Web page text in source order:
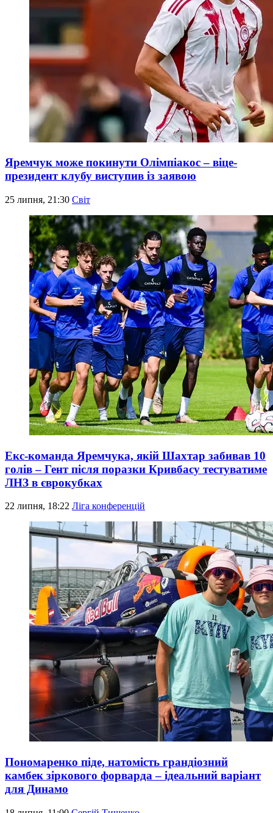
Яремчук може покинути Олімпіакос – віце-
президент клубу виступив із заявою
25 липня, 21:30 Світ
Екс-команда Яремчука, якій Шахтар забивав 10
голів – Гент після поразки Кривбасу тестуватиме
ЛНЗ в єврокубках
22 липня, 18:22 Ліга конференцій
Пономаренко піде, натомість грандіозний
камбек зіркового форварда – ідеальний варіант
для Динамо